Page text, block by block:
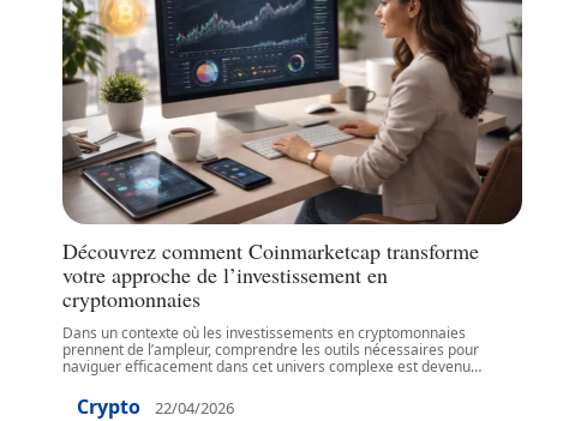
Découvrez comment Coinmarketcap transforme
votre approche de l’investissement en
cryptomonnaies
Dans un contexte où les investissements en cryptomonnaies
prennent de l’ampleur, comprendre les outils nécessaires pour
naviguer efficacement dans cet univers complexe est devenu…
Crypto 22/04/2026